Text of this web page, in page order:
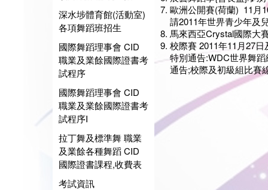
深水埗體育館(活動室)
各項舞蹈班招生
國際舞蹈理事會 CID
職業及業餘國際證書考
試程序
國際舞蹈理事會 CID
職業及業餘國際證書考
試程序I
拉丁舞及標準舞 職業
及業餘各種舞蹈 CID
國際證書課程,收費表
考試資訊
7. 歐洲公開賽(荷蘭) 11月
請2011年世畀青少年及
8. 馬來西亞Crystal國際大
9. 校際賽 2011年11月27
特別通告:WDC世界舞蹈
通告;校際及初級組比賽